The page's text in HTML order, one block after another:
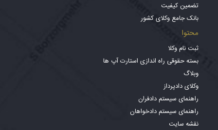
تضمین کیفیت
بانک جامع وکلای کشور
محتوا
ثبت نام وکلا
بسته حقوقی راه اندازی استارت آپ ها
وبلاگ
وکلای دادپرداز
راهنمای سیستم دادفران
راهنمای سیستم دادخواهان
نقشه سایت